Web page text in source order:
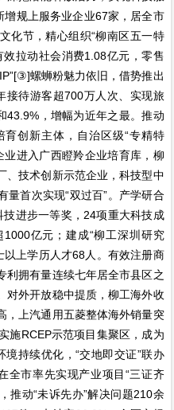
增规上服务业企业67家，居全市
化节，精心组织“柳南区五一特
拉动社会消费1.08亿元，零售
螺蛳粉魅力依旧，借势推出
接待游客超700万人次、实现旅
43.9%，增幅为近年之最。推动
创新主体，自治区级“专精特
进入广西瞪羚企业培育库，柳
、技术创新示范企业，科技型中
量首次实现“双过百”。产学研合
进步一等奖，24项重大科技成
亿元；建成“柳工深圳研究
以上学历人才68人。有效注册商
利拥有量连续七年居全市县区之
对外开放稳中提质，柳工海外收
，上汽通用五菱整体海外销量突
施RCEP示范项目集聚区，成为
持续优化，“交地即交证”联办
市率先实现产业项目“三证齐
推动“未诉先办”解决问题210余